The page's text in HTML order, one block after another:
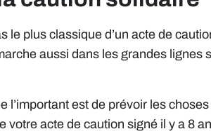
le plus classique d’un acte de
aussi dans les grandes lignes
l’important est de prévoir les
votre acte de caution signé il y a 8